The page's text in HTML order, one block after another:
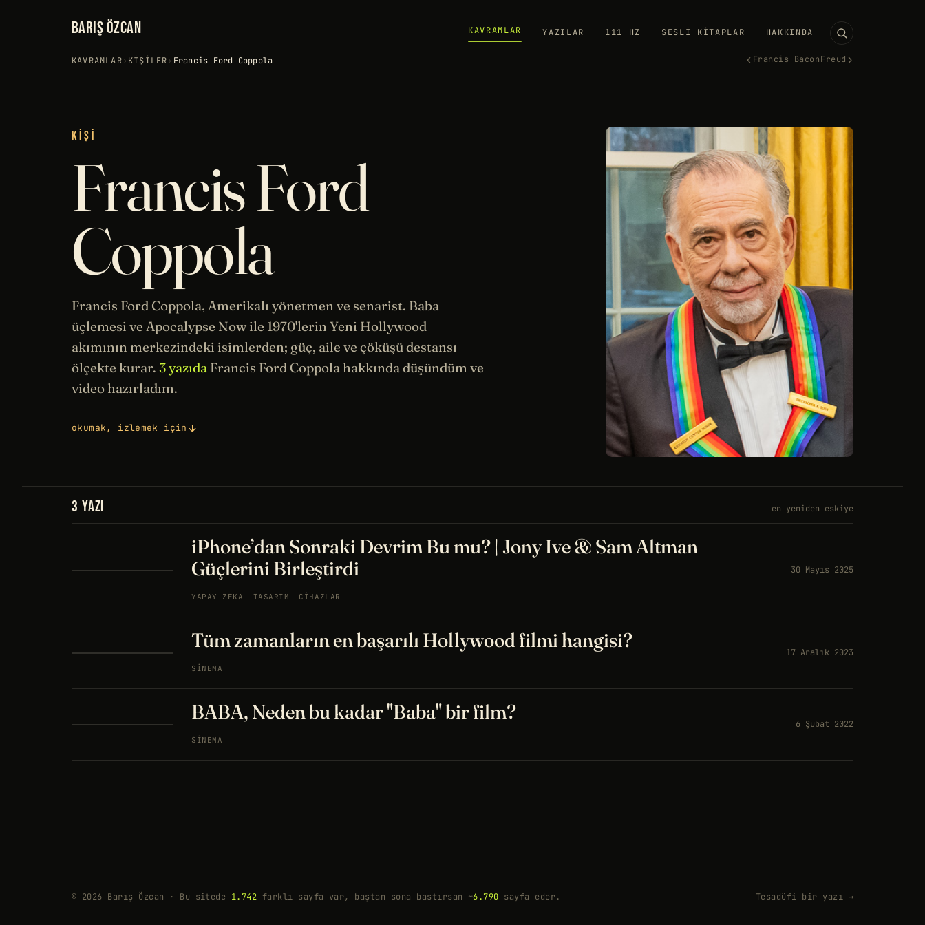
BARIŞ ÖZCAN KAVRAMLAR YAZILAR 111 HZ SESLI KITAPLAR HAKKINDA
KAVRAMLAR› KIŞILER› Francis Ford Coppola ‹ Francis BaconFreud ›
KIŞI
Francis Ford
Coppola
Francis Ford Coppola, Amerikalı yönetmen ve senarist. Baba
üçlemesi ve Apocalypse Now ile 1970'lerin Yeni Hollywood
akımının merkezindeki isimlerden; güç, aile ve çöküşü destansı
ölçekte kurar. 3 yazıda Francis Ford Coppola hakkında düşündüm ve
video hazırladım.
okumak, izlemek için
3 YAZI en yeniden eskiye
iPhone’dan Sonraki Devrim Bu mu? | Jony Ive & Sam Altman
Güçlerini Birleştirdi
YAPAY ZEKA TASARIM CIHAZLAR
30 Mayıs 2025
Tüm zamanların en başarılı Hollywood filmi hangisi?
SINEMA
17 Aralık 2023
BABA, Neden bu kadar "Baba" bir film?
SINEMA
6 Şubat 2022
© 2026 Barış Özcan · Bu sitede 1.742 farklı sayfa var, baştan sona bastırsan ~6.790 sayfa eder. Tesadüfi bir yazı →